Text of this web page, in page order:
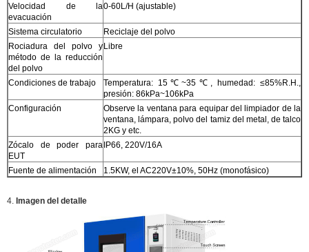
Velocidad de la
evacuación
0-60L/H (ajustable)
Sistema circulatorio
Reciclaje del polvo
Rociadura del polvo y
método de la reducción
del polvo
Libre
Condiciones de trabajo
Temperatura: 15℃~35℃, humedad: ≤85%R.H.,
presión: 86kPa~106kPa
Configuración
Observe la ventana para equipar del limpiador de la
ventana, lámpara, polvo del tamiz del metal, de talco
2KG y etc.
Zócalo de poder para
EUT
IP66, 220V/16A
Fuente de alimentación 1.5KW, el AC220V±10%, 50Hz (monofásico)
4. Imagen del detalle